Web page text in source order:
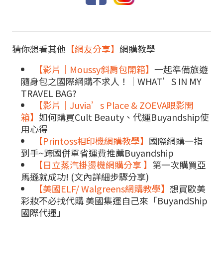
猜你想看其他 【網友分享】 網購教學
【影片｜Moussy斜肩包開箱】 一起準備旅遊
隨身包之國際網購不求人！｜WHAT’S IN MY
TRAVEL BAG?
【影片｜Juvia’s Place & ZOEVA眼影開
箱】 如何購買Cult Beauty、代運Buyandship使
用心得
【Printoss相印機網購教學】 國際網購一指
到手~跨國併單省運費推薦Buyandship
【日立蒸汽掛燙機網購分享 】 第一次購買亞
馬遜就成功! (文內詳細步驟分享)
【美國ELF/ Walgreens網購教學】 想買歐美
彩妝不必找代購 美國集運自己來「BuyandShip
國際代運」